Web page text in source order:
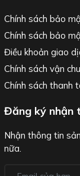
Chính sách bảo
Chính sách bảo
Điều khoản giao
Chính sách vận
Chính sách thanh
Đăng ký nhận
Nhận thông tin
nữa.